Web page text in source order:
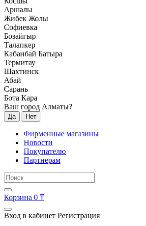
Аршалы
Жибек Жолы
Софиевка
Бозайгыр
Талапкер
Кабанбай Батыра
Термитау
Шахтинск
Абай
Сарань
Бота Кара
Ваш город Алматы?
Да Нет
Фирменные магазины
Новости
Покупателю
Партнерам
Корзина 0 ₸
Вход в кабинет Регистрация